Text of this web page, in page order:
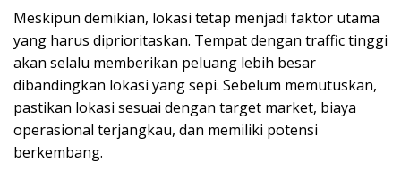
Meskipun demikian, lokasi tetap menjadi faktor utama
yang harus diprioritaskan. Tempat dengan traffic tinggi
akan selalu memberikan peluang lebih besar
dibandingkan lokasi yang sepi. Sebelum memutuskan,
pastikan lokasi sesuai dengan target market, biaya
operasional terjangkau, dan memiliki potensi
berkembang.